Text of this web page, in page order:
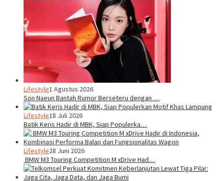
Lifestyle1 Agustus 2026
Son Naeun Bantah Rumor Berseteru dengan …
Lifestyle18 Juli 2026
Batik Keris Hadir di MBK, Siap Populerka…
Lifestyle28 Juni 2026
BMW M3 Touring Competition M xDrive Had…